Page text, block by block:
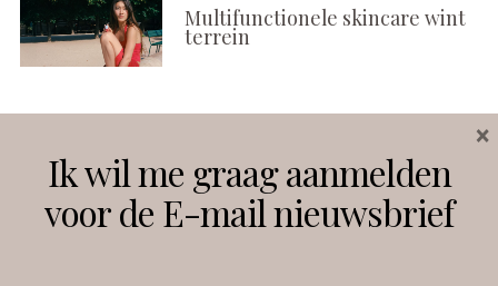
Multifunctionele skincare wint
terrein
Instagram Facebook
Ik wil me graag aanmelden
voor de E-mail nieuwsbrief
×